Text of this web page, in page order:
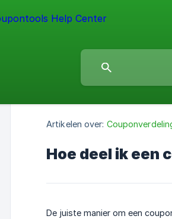
Artikelen over:
Hoe deel ik een
De juiste manier om een